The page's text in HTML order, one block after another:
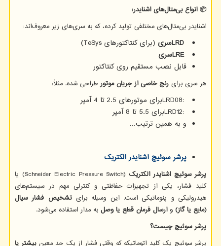
📦 انواع بی‌متال‌های اشنایدر:
اشنایدر بی‌متال‌های مختلفی تولید کرده، که به سری‌های زیر معروف‌اند:
LRDسری (برای کنتاکتورهای TeSys)
LREسری
قابل نصب مستقیم روی کنتاکتور
هر سری برای رنج خاصی از جریان موتورطراحی شده. مثلاً:
LRD08:برای موتورهای 2.5 تا 4 آمپر
LRD12:برای 5.5 تا 8 آمپر
و به همین ترتیب…
پرشر سوئیچ اشنایدر الکتریک
پرشر سوئیچ اشنایدر الکتریک (Schneider Electric Pressure Switch) یا
کلید فشار، یکی از تجهیزات حفاظتی و کنترلی مهم در سیستم‌های
هیدرولیکی و پنوماتیکی است. این وسیله برایتشخیص فشار سیال
(مایع یا گاز) وارسال فرمان قطع یا وصل به مدار استفاده می‌شود.
پرشر سوئیچ چیست؟
پرشر سوئیچ یک کلید اتوماتیکه که وقتی فشار از یک حد معینبیشتر یا